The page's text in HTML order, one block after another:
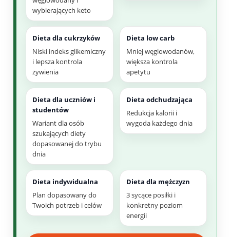
wybierających keto
Dieta dla cukrzyków
Niski indeks glikemiczny
i lepsza kontrola
żywienia
Dieta low carb
Mniej węglowodanów,
większa kontrola
apetytu
Dieta dla uczniów i
studentów
Wariant dla osób
szukających diety
dopasowanej do trybu
dnia
Dieta odchudzająca
Redukcja kalorii i
wygoda każdego dnia
Dieta indywidualna
Plan dopasowany do
Twoich potrzeb i celów
Dieta dla mężczyzn
3 sycące posiłki i
konkretny poziom
energii